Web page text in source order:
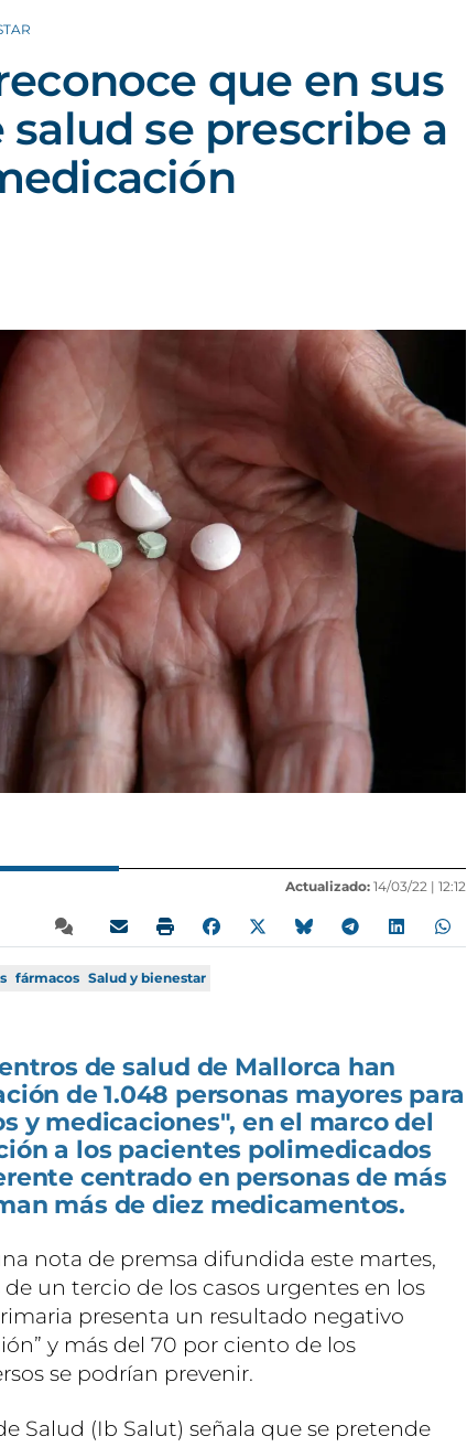
que en sus
se prescribe a
Actualizado: 14/03/22 | 12:12
fármacos Salud y bienestar
de salud de Mallorca han
de 1.048 personas mayores para
y medicaciones", en el marco del
a los pacientes polimedicados
centrado en personas de más
más de diez medicamentos.
nota de premsa difundida este martes,
un tercio de los casos urgentes en los
presenta un resultado negativo
y más del 70 por ciento de los
se podrían prevenir.
Salud (Ib Salut) señala que se pretende